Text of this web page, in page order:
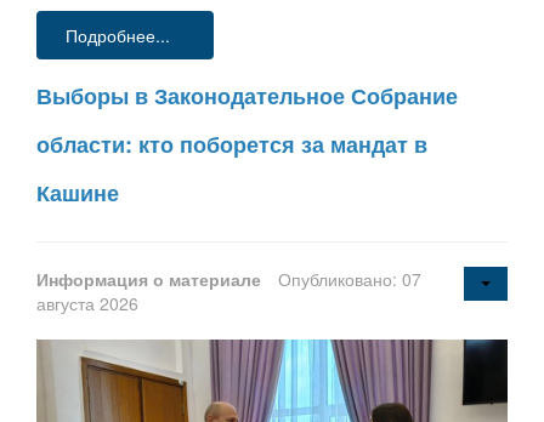
Подробнее...
Выборы в Законодательное Собрание
области: кто поборется за мандат в
Кашине
Информация о материале
Опубликовано: 07
августа 2026